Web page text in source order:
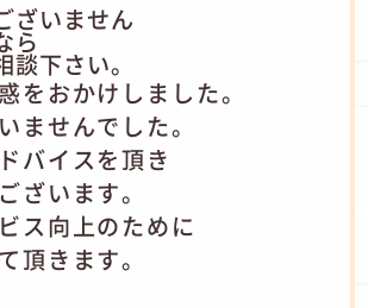
ざいません
ら
下さい。
をおかけしました。
ませんでした。
バイスを頂き
ざいます。
ス向上のために
頂きます。